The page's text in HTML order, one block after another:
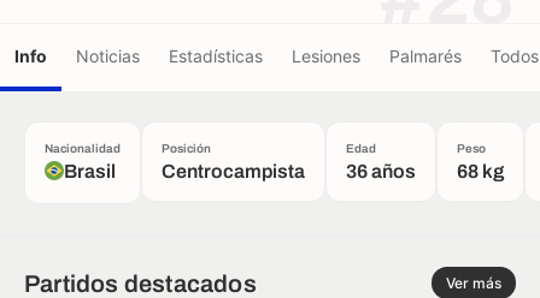
Info Noticias Estadísticas Lesiones Palmarés
Nacionalidad
Brasil
Posición
Centrocampista
Edad
36 años
Peso
68 kg
Partidos destacados Ver más